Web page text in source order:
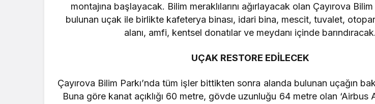
montajına başlayacak. Bilim meraklılarını ağırlayacak olan Çayırova
bulunan uçak ile birlikte kafeterya binası, idari bina, mescit, tuvalet,
alanı, amfi, kentsel donatılar ve meydanı içinde barındıracak.
UÇAK RESTORE EDİLECEK
Çayırova Bilim Parkı’nda tüm işler bittikten sonra alanda bulunan uçağın
Buna göre kanat açıklığı 60 metre, gövde uzunluğu 64 metre olan ‘Airbus